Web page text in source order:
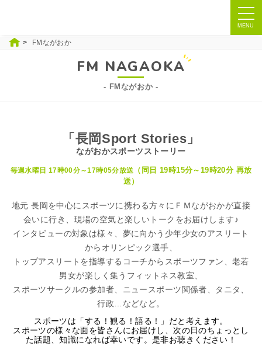
ナ
ビ
MENU
FMながおか
FM NAGAOKA
FMながおか
「長岡Sport Stories」
ながおかスポーツストーリー
毎週水曜日 17時00分～17時05分放送 （同日 19時15分～19時20分 再放
送）
地元 長岡を中心にスポーツに携わる方々にＦＭながおかが直接
会いに行き、現場の空気と楽しいトークをお届けします♪
インタビューの対象は様々、夢に向かう少年少女のアスリート
からオリンピック選手、
トップアスリートを指導するコーチからスポーツファン、老若
男女が楽しく集うフィットネス教室、
スポーツサークルの参加者、ニュースポーツ関係者、タニタ、
行政…などなど。
スポーツは「する！観る！語る！」だと考えます。
スポーツの様々な面を皆さんにお届けし、次の日のちょっとし
た話題、知識になれば幸いです。是非お聴きください！